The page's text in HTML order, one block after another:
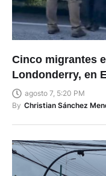
Cinco migrantes
Londonderry, en
agosto 7, 5:20 PM
By Christian Sánchez